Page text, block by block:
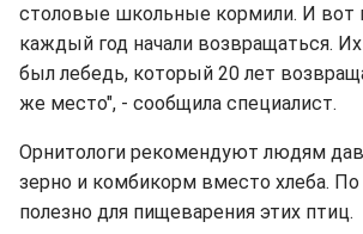
столовые школьные кормили. И вот
каждый год начали возвращаться.
был лебедь, который 20 лет
же место", - сообщила специалист.
Орнитологи рекомендуют людям
зерно и комбикорм вместо хлеба. По
полезно для пищеварения этих птиц.